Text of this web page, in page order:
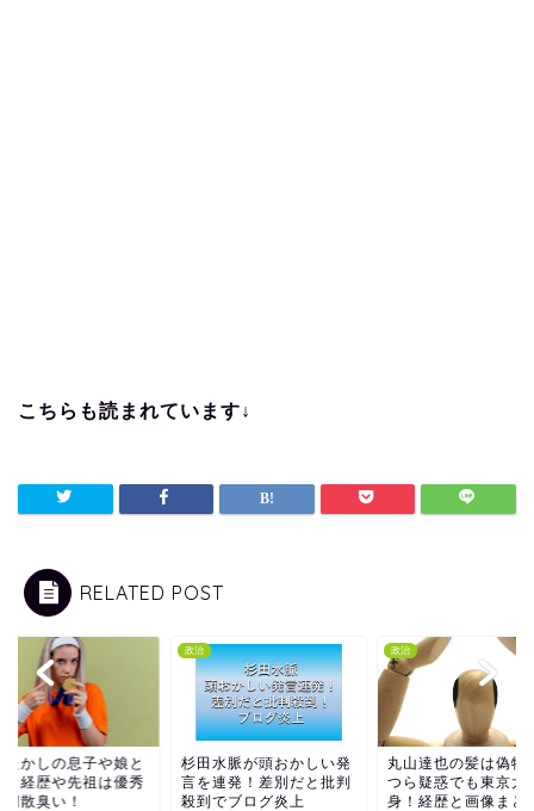
こちらも読まれています↓
RELATED POST
水脈が頭おかしい発
連発！差別だと批判
でブログ炎上
政治
丸山達也の髪は偽物？か
つら疑惑でも東京大学出
身！経歴と画像まとめ
政治
杉浦広一の自宅はど
愛知県西尾市の豪邸
定？家賃や購入額は